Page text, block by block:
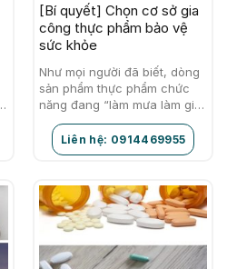
[Bí quyết] Chọn cơ sở gia
công thực phẩm bảo vệ
sức khỏe
Như mọi người đã biết, dòng
sản phẩm thực phẩm chức
năng đang “làm mưa làm gió”
trên thị trường hiện nay.
Nhiều cơ sở kinh doanh
thực…
Liên hệ: 0914469955